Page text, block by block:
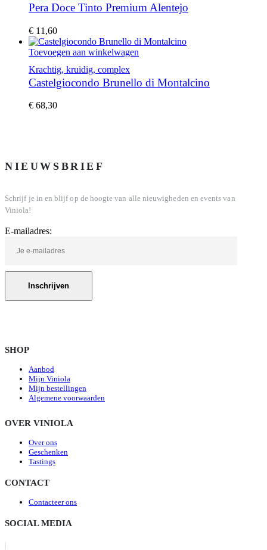
Pera Doce Tinto Premium Alentejo
€ 11,60
Toevoegen aan winkelwagen
Krachtig, kruidig, complex
Castelgiocondo Brunello di Montalcino
€ 68,30
NIEUWSBRIEF
Schrijf je in en blijf op de hoogte van alle nieuwigheden en events van
Viniola!
E-mailadres:
SHOP
Aanbod
Mijn Viniola
Mijn bestellingen
Algemene voorwaarden
OVER VINIOLA
Over ons
Geschenken
Tastings
CONTACT
Contacteer ons
SOCIAL MEDIA